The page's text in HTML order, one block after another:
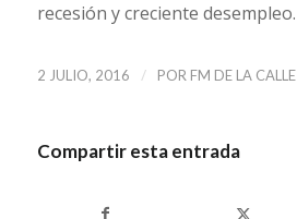
recesión y creciente desempleo.
2 JULIO, 2016 / POR FM DE LA CALLE
Compartir esta entrada